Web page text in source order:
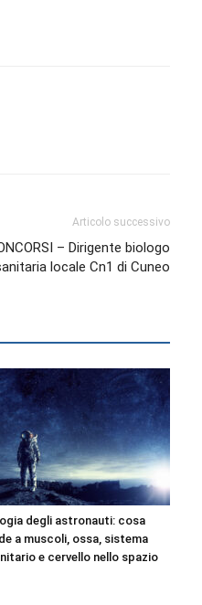
Articolo successivo
– Dirigente biologo
locale Cn1 di Cuneo
degli astronauti: cosa
a muscoli, ossa, sistema
e cervello nello spazio